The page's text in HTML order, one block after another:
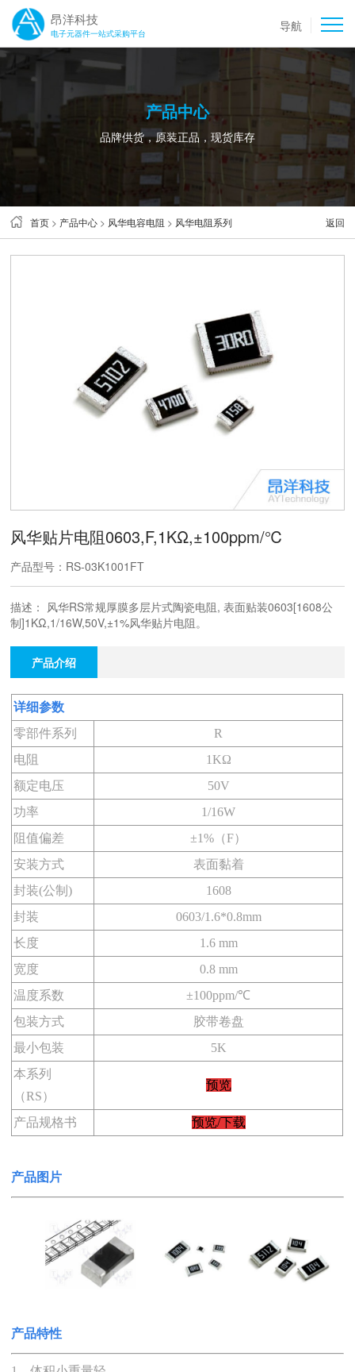
昂洋科技
电子元器件一站式采购平台 导航
产品中心
品牌供货，原装正品，现货库存
首页 > 产品中心 > 风华电容电阻 > 风华电阻系列 返回
风华贴片电阻0603,F,1KΩ,±100ppm/℃
产品型号：RS-03K1001FT
描述： 风华RS常规厚膜多层片式陶瓷电阻, 表面贴装0603[1608公
制]1KΩ,1/16W,​50V,±1%风华贴片电阻。
产品介绍
详细参数
零部件系列
R
电阻
1KΩ
额定电压
50V
功率
1/16W
阻值偏差
±1%（F）
安装方式
表面黏着
封装(公制)
1608
封装
0603/1.6*0.8mm
长度
1.6 mm
宽度
0.8 mm
温度系数
±100ppm/℃
包装方式
胶带卷盘
最小包装
5K
本系列
（RS）
预览
产品规格书 预览/下载
产品图 片
产品特性